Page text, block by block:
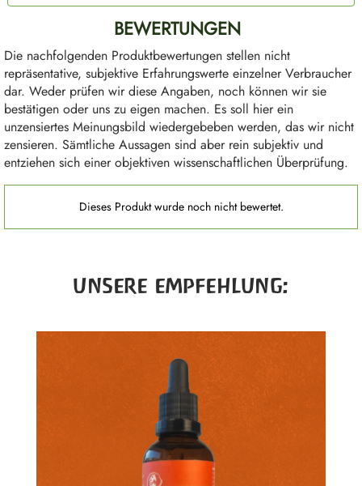
BEWERTUNGEN
Die nachfolgenden Produktbewertungen stellen nicht
repräsentative, subjektive Erfahrungswerte einzelner Verbraucher
dar. Weder prüfen wir diese Angaben, noch können wir sie
bestätigen oder uns zu eigen machen. Es soll hier ein
unzensiertes Meinungsbild wiedergebeben werden, das wir nicht
zensieren. Sämtliche Aussagen sind aber rein subjektiv und
entziehen sich einer objektiven wissenschaftlichen Überprüfung.
UNSERE EMPFEHLUNG: